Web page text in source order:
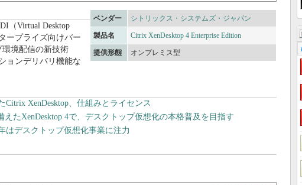
ベンダー シトリックス・システムズ・ジャパン
製品名 Citrix XenDesktop 4 Enterprise Edition
提供形態 オンプレミス型
（Virtual Desktop
ープライズ向けバー
境配信の新技術
ョンデリバリ機能な
Citrix XenDesktop、仕組みとライセンス
えたXenDesktop 4で、デスクトップ仮想化の本格普及を目指す
はデスクトップ仮想化事業に注力